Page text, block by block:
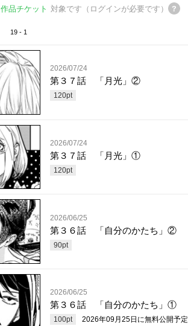
作品チケット 対象です（ログインが必要です）
19 - 1
2026/07/24
第３７話 「月光」②
120pt
2026/07/24
第３７話 「月光」①
120pt
2026/06/25
第３６話 「自分のかたち」②
90pt
2026/06/25
第３６話 「自分のかたち」①
100pt 2026年09月25日 に無料公開予定